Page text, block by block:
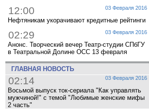
03 Февраля 2016
12:00
Нефтяникам укорачивают кредитные рейтинги
03 Февраля 2016
02:29
Анонс. Творческий вечер Театр-студии СПбГУ
в Театральной Долине ОСС 13 февраля
ГЛАВНАЯ НОВОСТЬ
03 Февраля 2016
02:14
Восьмой выпуск ток-сериала "Как управлять
мужчиной!" с темой "Любимые женские мифы
2 часть"